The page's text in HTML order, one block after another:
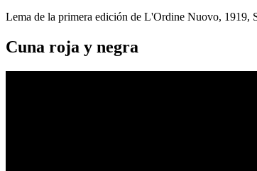
Lema de la primera edición de L'Ordine Nuovo, 1919,
Cuna roja y negra